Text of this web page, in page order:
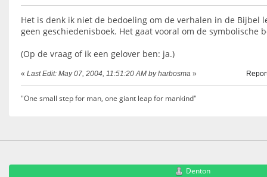
Het is denk ik niet de bedoeling om de verhalen in de Bijbel
geen geschiedenisboek. Het gaat vooral om de symbolische
(Op de vraag of ik een gelover ben: ja.)
« Last Edit: May 07, 2004, 11:51:20 AM by harbosma »
"One small step for man, one giant leap for mankind"
Denton